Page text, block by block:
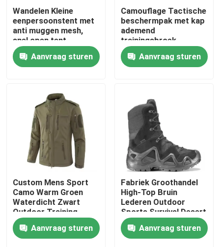
Thuis
Producten
Video's
Over ons
Fabriekstocht
Kwaliteitscontrole
Nieuws
Vraag een offerte
Wandelen Kleine
eenpersoonstent met
anti muggen mesh,
snel open tent
Aanvraag sturen
Camouflage Tactische
beschermpak met kap
ademend
trainingsbroek
overhemd en broek
Aanvraag sturen
Custom Mens Sport
Camo Warm Groen
Waterdicht Zwart
Outdoor Training
Softshell Polar Fleece
Marine Winter Tactical
Jackets
Aanvraag sturen
Fabriek Groothandel
High-Top Bruin
Lederen Outdoor
Sports Survival Desert
Safety Tactische
Combat Boots
Aanvraag sturen